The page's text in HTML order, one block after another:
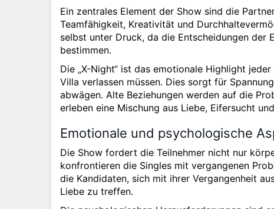
Ein zentrales Element der Show sind die
Teamfähigkeit, Kreativität und
selbst unter Druck, da die Entscheidungen der
bestimmen.
Die „X-Night“ ist das emotionale Highlight
Villa verlassen müssen. Dies sorgt für
abwägen. Alte Beziehungen werden auf die
erleben eine Mischung aus Liebe, Eifersucht
Emotionale und psychologische
Die Show fordert die Teilnehmer nicht nur
konfrontieren die Singles mit vergangenen
die Kandidaten, sich mit ihrer Vergangenheit
Liebe zu treffen.